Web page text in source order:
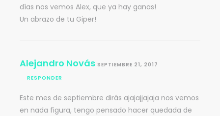
días nos vemos Alex, que ya hay ganas!
Un abrazo de tu Giper!
Alejandro Novás SEPTIEMBRE 21, 2017
RESPONDER
Este mes de septiembre dirás ajajajjajaja nos vemos
en nada figura, tengo pensado hacer quedada de